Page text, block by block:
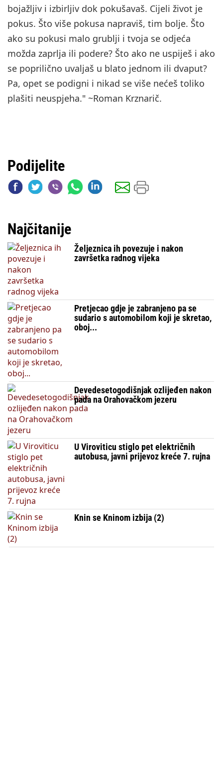
bojažljiv i izbirljiv dok pokušavaš. Cijeli život je
pokus. Što više pokusa napraviš, tim bolje. Što
ako su pokusi malo grublji i tvoja se odjeća
možda zaprlja ili podere? Što ako ne uspiješ i ako
se poprilično uvaljaš u blato jednom ili dvaput?
Pa, opet se podigni i nikad se više nećeš toliko
plašiti neuspjeha." ~Roman Krznarič.
Podijelite
Najčitanije
Željeznica ih povezuje i nakon
završetka radnog vijeka
Pretjecao gdje je zabranjeno pa se
sudario s automobilom koji je skretao,
oboj...
Devedesetogodišnjak ozlijeđen nakon
pada na Orahovačkom jezeru
U Viroviticu stiglo pet električnih
autobusa, javni prijevoz kreće 7. rujna
Knin se Kninom izbija (2)